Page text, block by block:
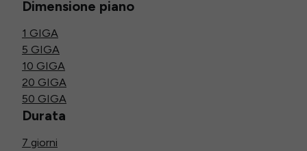
Dimensione piano
1 GIGA
5 GIGA
10 GIGA
20 GIGA
50 GIGA
Durata
7 giorni